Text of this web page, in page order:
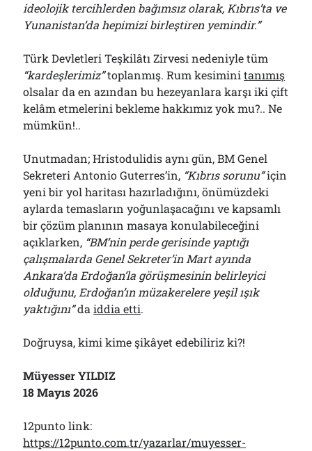
ideolojik tercihlerden bağımsız olarak, Kıbrıs’ta ve
Yunanistan’da hepimizi birleştiren yemindir.”
Türk Devletleri Teşkilâtı Zirvesi nedeniyle tüm
“kardeşlerimiz”toplanmış. Rum kesiminitanımış
olsalar da en azından bu hezeyanlara karşı iki çift
kelâm etmelerini bekleme hakkımız yok mu?.. Ne
mümkün!..
Unutmadan; Hristodulidis aynı gün, BM Genel
Sekreteri Antonio Guterres’in, “Kıbrıs sorunu”için
yeni bir yol haritası hazırladığını, önümüzdeki
aylarda temasların yoğunlaşacağını ve kapsamlı
bir çözüm planının masaya konulabileceğini
açıklarken, “BM’nin perde gerisinde yaptığı
çalışmalarda Genel Sekreter’in Mart ayında
Ankara’da Erdoğan’la görüşmesinin belirleyici
olduğunu, Erdoğan’ın müzakerelere yeşil ışık
yaktığını”daiddia etti.
Doğruysa, kimi kime şikâyet edebiliriz ki?!
Müyesser YILDIZ
18 Mayıs 2026
12punto link:
https://12punto.com.tr/yazarlar/muyesser-